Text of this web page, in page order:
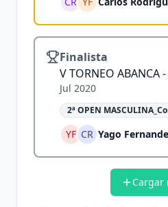
Finalista
V TORNEO ABANCA
Jul 2020
2ª OPEN
YF CR Yago
Cargar